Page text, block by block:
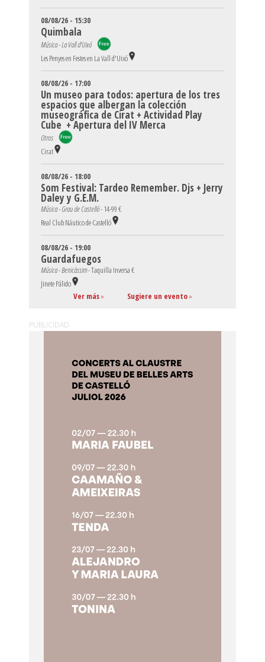
08/08/26 - 15:30
Quimbala
Música - La Vall d'Uixó
Les Penyes en Festes en La Vall d'Uixó
08/08/26 - 17:00
Un museo para todos: apertura de los tres
espacios que albergan la colección
museográfica de Cirat + Actividad Play
Cube + Apertura del IV Merca
Otros
Cirat
08/08/26 - 18:00
Som Festival: Tardeo Remember. Djs + Jerry
Daley y G.E.M.
Música - Grau de Castelló -14-99 €
Real Club Náutico de Castelló
08/08/26 - 19:00
Guardafuegos
Música - Benicàssim -Taquilla Inversa €
Jinete Pálido
Ver más» Sugiere un evento»
PUBLICIDAD